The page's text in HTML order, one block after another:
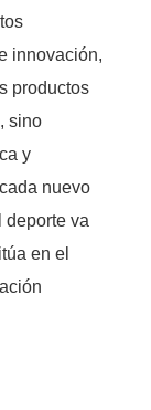
innovación,
productos
sino
y
nuevo
deporte va
en el